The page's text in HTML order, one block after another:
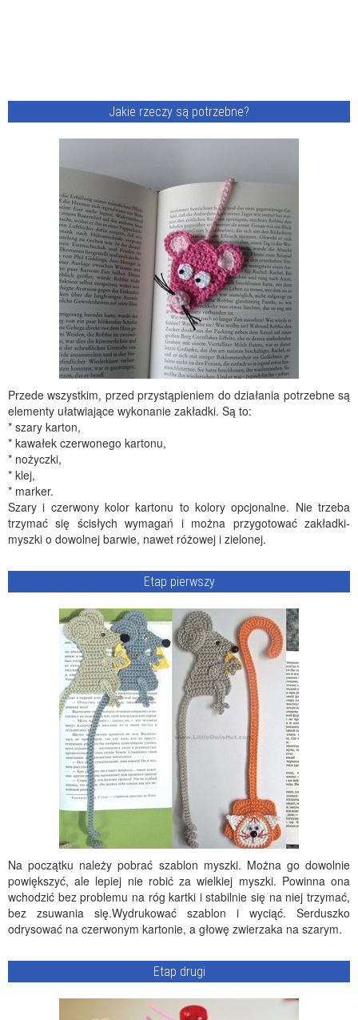
Jakie rzeczy są potrzebne?
Przede wszystkim, przed przystąpieniem do działania potrzebne są
elementy ułatwiające wykonanie zakładki. Są to:
* szary karton,
* kawałek czerwonego kartonu,
* nożyczki,
* klej,
* marker.
Szary i czerwony kolor kartonu to kolory opcjonalne. Nie trzeba
trzymać się ścisłych wymagań i można przygotować zakładki-
myszki o dowolnej barwie, nawet różowej i zielonej.
Etap pierwszy
Na początku należy pobrać szablon myszki. Można go dowolnie
powiększyć, ale lepiej nie robić za wielkiej myszki. Powinna ona
wchodzić bez problemu na róg kartki i stabilnie się na niej trzymać,
bez zsuwania się.Wydrukować szablon i wyciąć. Serduszko
odrysować na czerwonym kartonie, a głowę zwierzaka na szarym.
Etap drugi